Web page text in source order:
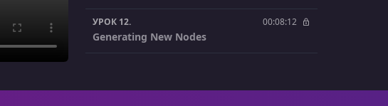
УРОК 12. 00:08:12
Generating New Nodes